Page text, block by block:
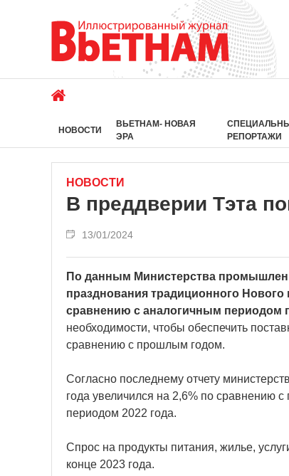
НОВОСТИ
ВЬЕТНАМ- НОВАЯ
ЭРА
РЕПОРТАЖИ
НОВОСТИ
В преддверии Тэта
13/01/2024
По данным Министерства
празднования традиционного Нового
сравнению с аналогичным периодом
необходимости, чтобы обеспечить
сравнению с прошлым годом.
Согласно последнему отчету
года увеличился на 2,6% по сравнению
периодом 2022 года.
Спрос на продукты питания, жилье,
конце 2023 года.